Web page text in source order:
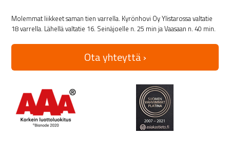
Molemmat liikkeet saman tien varrella. Kyrönhovi Oy Ylistarossa valtatie
18 varrella. Lähellä valtatie 16. Seinäjoelle n. 25 min ja Vaasaan n. 40 min.
Ota yhteyttä ›